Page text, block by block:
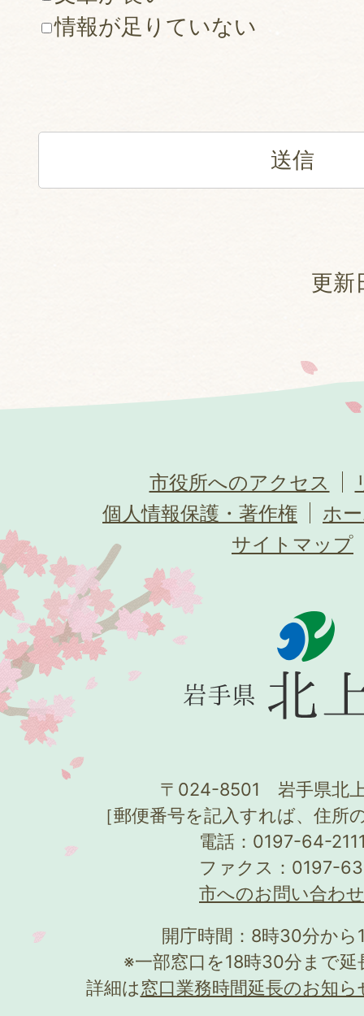
情報が足りていない
更新
市役所へのアクセス
個人情報保護・著作権
ホ
サイトマップ
〒024-8501 岩手県北
［郵便番号を記入すれば、住所
電話：0197-64-
ファクス：0197-
市へのお問い合わ
開庁時間：8時30分か
※一部窓口を18時30分まで
詳細は窓口業務時間延長のお知ら